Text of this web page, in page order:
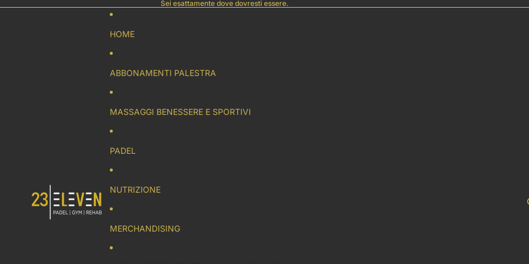
Sei esattamente dove dovresti essere.
HOME
ABBONAMENTI PALESTRA
MASSAGGI BENESSERE E SPORTIVI
PADEL
NUTRIZIONE
MERCHANDISING